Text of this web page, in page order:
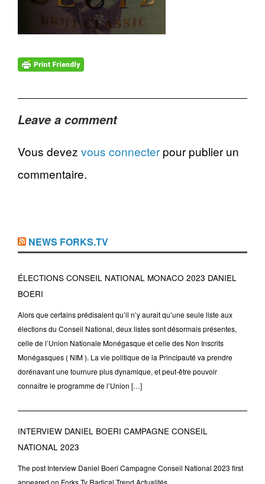
Leave a comment
Vous devez vous connecter pour publier un
commentaire.
NEWS FORKS.TV
ÉLECTIONS CONSEIL NATIONAL MONACO 2023 DANIEL
BOERI
Alors que certains prédisaient qu’il n’y aurait qu’une seule liste aux
élections du Conseil National, deux listes sont désormais présentes,
celle de l’Union Nationale Monégasque et celle des Non Inscrits
Monégasques ( NIM ). La vie politique de la Principauté va prendre
dorénavant une tournure plus dynamique, et peut-être pouvoir
connaître le programme de l’Union […]
INTERVIEW DANIEL BOERI CAMPAGNE CONSEIL
NATIONAL 2023
The post Interview Daniel Boeri Campagne Conseil National 2023 first
appeared on Forks.Tv Radical Trend Actualités.